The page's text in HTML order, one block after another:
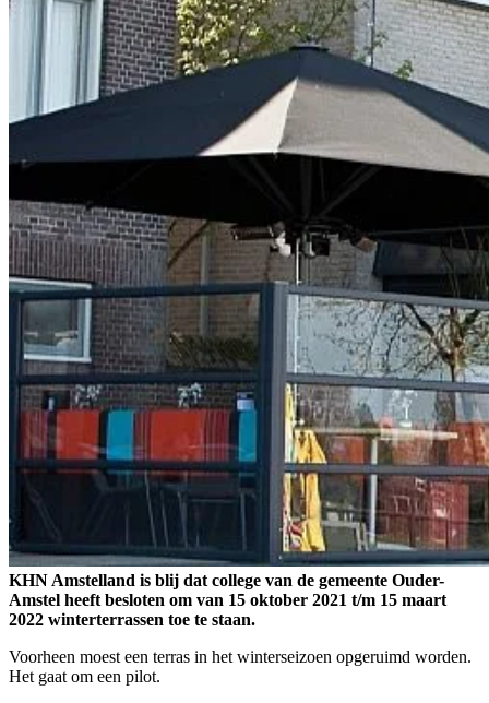
KHN Amstelland is blij dat college van de gemeente Ouder-
Amstel heeft besloten om van 15 oktober 2021 t/m 15 maart
2022 winterterrassen toe te staan.
Voorheen moest een terras in het winterseizoen opgeruimd worden.
Het gaat om een pilot.